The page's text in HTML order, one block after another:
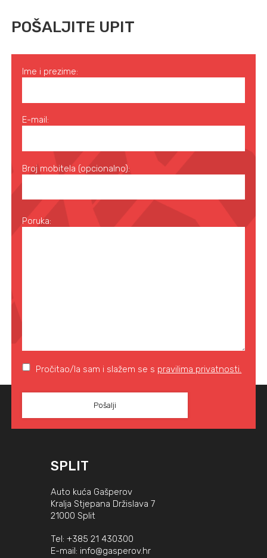
POŠALJITE UPIT
Ime i prezime:
E-mail:
Broj mobitela (opcionalno):
Poruka:
Pročitao/la sam i slažem se s pravilima privatnosti.
SPLIT
Auto kuća Gašperov
Kralja Stjepana Držislava 7
21000 Split
Tel: +385 21 430300
E-mail: info@gasperov.hr